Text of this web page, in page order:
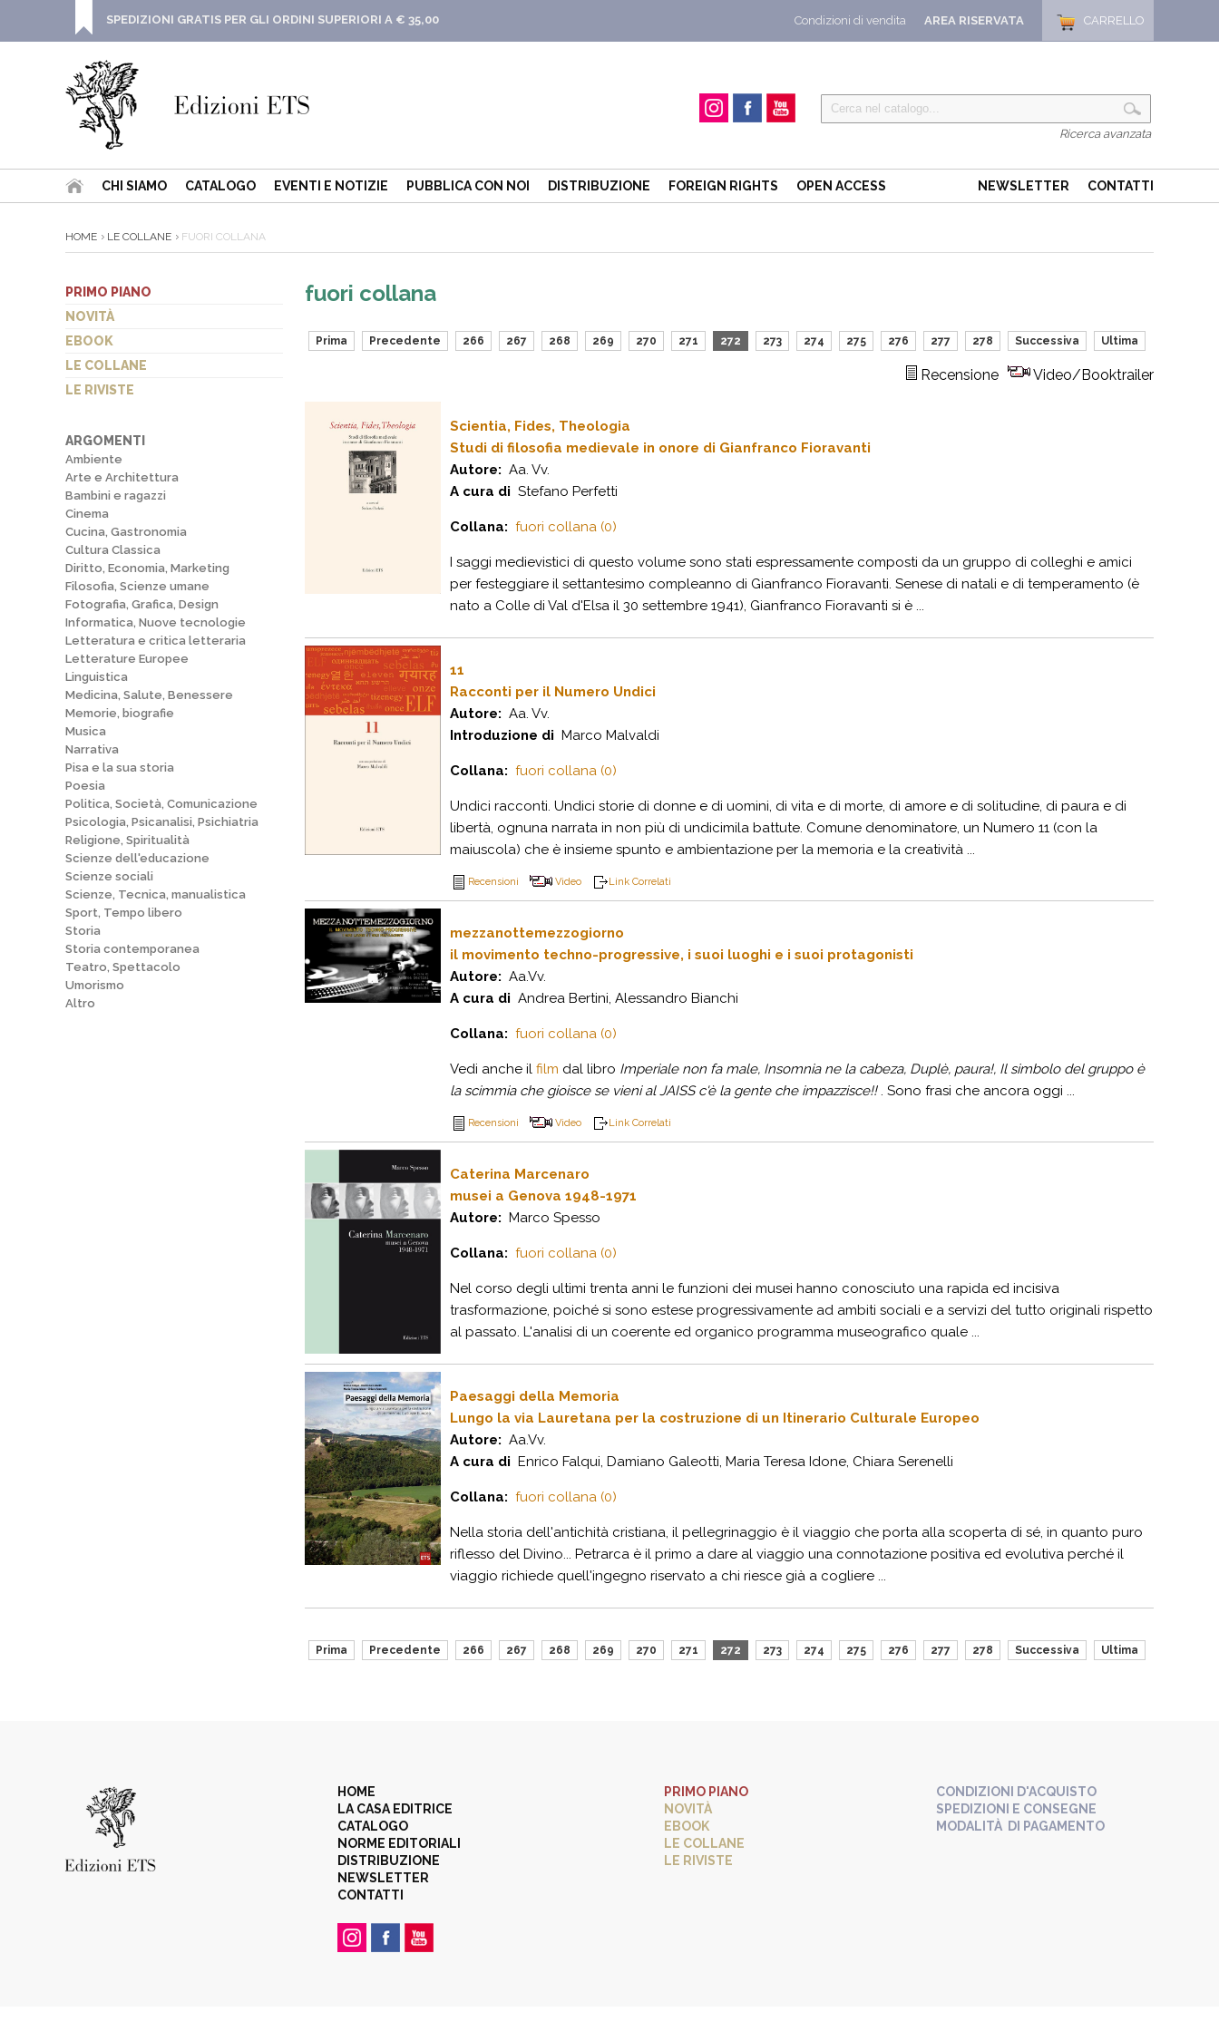
CARRELLO
AREA RISERVATA
Condizioni di vendita
SPEDIZIONI GRATIS PER GLI ORDINI SUPERIORI A € 35,00
Ricerca avanzata
CHI SIAMO CATALOGO EVENTI E NOTIZIE PUBBLICA CON NOI DISTRIBUZIONE FOREIGN RIGHTS OPEN ACCESS NEWSLETTER CONTATTI
HOME LE COLLANE FUORI COLLANA
PRIMO PIANO
NOVITÀ
EBOOK
LE COLLANE
LE RIVISTE
ARGOMENTI
Ambiente
Arte e Architettura
Bambini e ragazzi
Cinema
Cucina, Gastronomia
Cultura Classica
Diritto, Economia, Marketing
Filosofia, Scienze umane
Fotografia, Grafica, Design
Informatica, Nuove tecnologie
Letteratura e critica letteraria
Letterature Europee
Linguistica
Medicina, Salute, Benessere
Memorie, biografie
Musica
Narrativa
Pisa e la sua storia
Poesia
Politica, Società, Comunicazione
Psicologia, Psicanalisi, Psichiatria
Religione, Spiritualità
Scienze dell'educazione
Scienze sociali
Scienze, Tecnica, manualistica
Sport, Tempo libero
Storia
Storia contemporanea
Teatro, Spettacolo
Umorismo
Altro
fuori collana
Prima Precedente 266 267 268 269 270 271 272 273 274 275 276 277 278 Successiva Ultima
Recensione Video/Booktrailer
Scientia, Fides, Theologia
Studi di filosofia medievale in onore di Gianfranco Fioravanti
Autore: Aa. Vv.
A cura di Stefano Perfetti
Collana: fuori collana (0)
I saggi medievistici di questo volume sono stati espressamente composti da un gruppo di colleghi e amici
per festeggiare il settantesimo compleanno di Gianfranco Fioravanti. Senese di natali e di temperamento (è
nato a Colle di Val d'Elsa il 30 settembre 1941), Gianfranco Fioravanti si è ...
11
Racconti per il Numero Undici
Autore: Aa. Vv.
Introduzione di Marco Malvaldi
Collana: fuori collana (0)
Undici racconti. Undici storie di donne e di uomini, di vita e di morte, di amore e di solitudine, di paura e di
libertà, ognuna narrata in non più di undicimila battute. Comune denominatore, un Numero 11 (con la
maiuscola) che è insieme spunto e ambientazione per la memoria e la creatività ...
Recensioni Video Link Correlati
mezzanottemezzogiorno
il movimento techno-progressive, i suoi luoghi e i suoi protagonisti
Autore: Aa.Vv.
A cura di Andrea Bertini, Alessandro Bianchi
Collana: fuori collana (0)
Vedi anche il film dal libro Imperiale non fa male, Insomnia ne la cabeza, Duplè, paura!, Il simbolo del gruppo è
la scimmia che gioisce se vieni al JAISS c'è la gente che impazzisce!!. Sono frasi che ancora oggi ...
Recensioni Video Link Correlati
Caterina Marcenaro
musei a Genova 1948-1971
Autore: Marco Spesso
Collana: fuori collana (0)
Nel corso degli ultimi trenta anni le funzioni dei musei hanno conosciuto una rapida ed incisiva
trasformazione, poiché si sono estese progressivamente ad ambiti sociali e a servizi del tutto originali rispetto
al passato. L'analisi di un coerente ed organico programma museografico quale ...
Paesaggi della Memoria
Lungo la via Lauretana per la costruzione di un Itinerario Culturale Europeo
Autore: Aa.Vv.
A cura di Enrico Falqui, Damiano Galeotti, Maria Teresa Idone, Chiara Serenelli
Collana: fuori collana (0)
Nella storia dell'antichità cristiana, il pellegrinaggio è il viaggio che porta alla scoperta di sé, in quanto puro
riflesso del Divino... Petrarca è il primo a dare al viaggio una connotazione positiva ed evolutiva perché il
viaggio richiede quell'ingegno riservato a chi riesce già a cogliere ...
Prima Precedente 266 267 268 269 270 271 272 273 274 275 276 277 278 Successiva Ultima
HOME
LA CASA EDITRICE
CATALOGO
NORME EDITORIALI
DISTRIBUZIONE
NEWSLETTER
CONTATTI
PRIMO PIANO
NOVITÀ
EBOOK
LE COLLANE
LE RIVISTE
CONDIZIONI D'ACQUISTO
SPEDIZIONI E CONSEGNE
MODALITÀ DI PAGAMENTO